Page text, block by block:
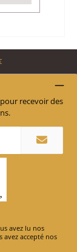
recevoir des
En sélectionnant Continuer, vous confirmez que vous avez lu nos
et que vous avez accepté nos